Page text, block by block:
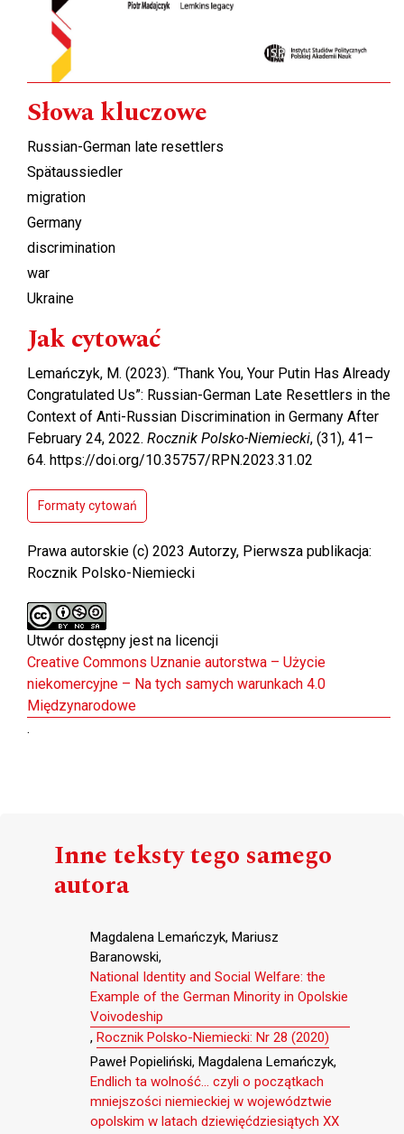
Słowa kluczowe
Russian-German late resettlers
Spätaussiedler
migration
Germany
discrimination
war
Ukraine
Jak cytować
Lemańczyk, M. (2023). “Thank You, Your Putin Has Already
Congratulated Us”: Russian-German Late Resettlers in the
Context of Anti-Russian Discrimination in Germany After
February 24, 2022. Rocznik Polsko-Niemiecki, (31), 41–
64. https://doi.org/10.35757/RPN.2023.31.02
Formaty cytowań
Prawa autorskie (c) 2023 Autorzy, Pierwsza publikacja:
Rocznik Polsko-Niemiecki
Utwór dostępny jest na licencji
Creative Commons Uznanie autorstwa – Użycie
niekomercyjne – Na tych samych warunkach 4.0
Międzynarodowe
.
Inne teksty tego samego
autora
Magdalena Lemańczyk, Mariusz
Baranowski,
National Identity and Social Welfare: the
Example of the German Minority in Opolskie
Voivodeship
, Rocznik Polsko-Niemiecki: Nr 28 (2020)
Paweł Popieliński, Magdalena Lemańczyk,
Endlich ta wolność… czyli o początkach
mniejszości niemieckiej w województwie
opolskim w latach dziewięćdziesiątych XX